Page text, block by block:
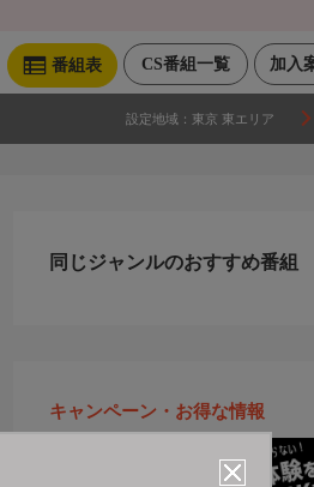
加入
CS番組一覧
番組表
設定地域： 東京 東エリア
同じジャンルのおすすめ番組
キャンペーン・お得な情報